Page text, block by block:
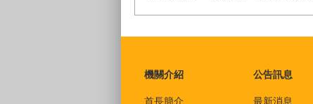
機關介紹
首長簡介
公告訊息
最新消息